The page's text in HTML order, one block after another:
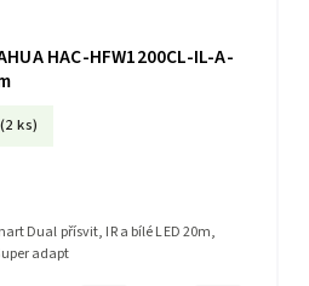
HAC-HFW1200CL-IL-A-
(2 ks)
Dual přísvit, IR a bílé LED 20m,
adapt